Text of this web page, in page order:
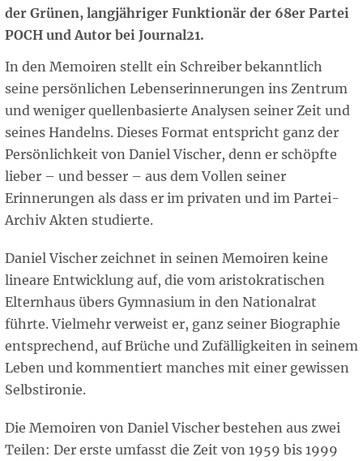
der Grünen, langjähriger Funktionär der 68er Partei
POCH und Autor bei Journal21.
In den Memoiren stellt ein Schreiber bekanntlich
seine persönlichen Lebenserinnerungen ins Zentrum
und weniger quellenbasierte Analysen seiner Zeit und
seines Handelns. Dieses Format entspricht ganz der
Persönlichkeit von Daniel Vischer, denn er schöpfte
lieber – und besser – aus dem Vollen seiner
Erinnerungen als dass er im privaten und im Partei-
Archiv Akten studierte.
Daniel Vischer zeichnet in seinen Memoiren keine
lineare Entwicklung auf, die vom aristokratischen
Elternhaus übers Gymnasium in den Nationalrat
führte. Vielmehr verweist er, ganz seiner Biographie
entsprechend, auf Brüche und Zufälligkeiten in seinem
Leben und kommentiert manches mit einer gewissen
Selbstironie.
Die Memoiren von Daniel Vischer bestehen aus zwei
Teilen: Der erste umfasst die Zeit von 1959 bis 1999